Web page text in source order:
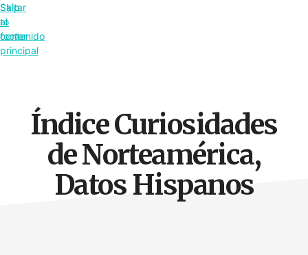
Saltar
al
contenido
principal
Skip
to
footer
Índice Curiosidades
de Norteamérica,
Datos Hispanos